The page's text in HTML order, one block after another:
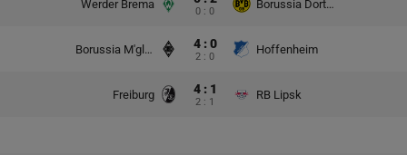
Werder Brema
0 : 0
Borussia Dortmund
Borussia M'gladbach 4 : 0
2 : 0
Hoffenheim
Freiburg 4 : 1
2 : 1
RB Lipsk